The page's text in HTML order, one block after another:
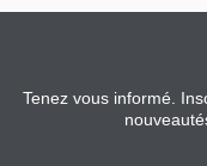
Tenez vous informé.